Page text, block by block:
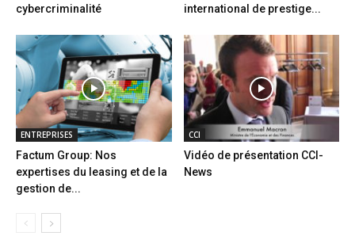
cybercriminalité
international de prestige...
ENTREPRISES
Factum Group: Nos
expertises du leasing et de la
gestion de...
CCI
Vidéo de présentation CCI-
News